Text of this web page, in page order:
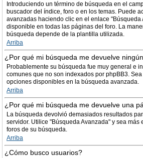
Introduciendo un término de búsqueda en el
buscador del índice, foro o en los temas. Puede
avanzadas haciendo clic en el enlace "Búsqueda
disponible en todas las páginas del foro. La
búsqueda depende de la plantilla utilizada.
Arriba
¿Por qué mi búsqueda me devuelve
Probablemente su búsqueda fue muy general e
comunes que no son indexados por phpBB3.
opciones disponibles en la búsqueda avanzada.
Arriba
¿Por qué mi búsqueda me devuelve una
La búsqueda devolvió demasiados resultados
servidor. Utilice "Búsqueda Avanzada" y sea más
foros de su búsqueda.
Arriba
¿Cómo busco usuarios?